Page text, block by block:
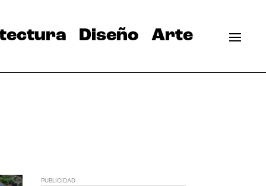
Diseño Arte
PUBLICIDAD